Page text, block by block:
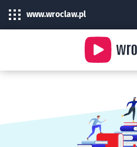
www.wroclaw.pl